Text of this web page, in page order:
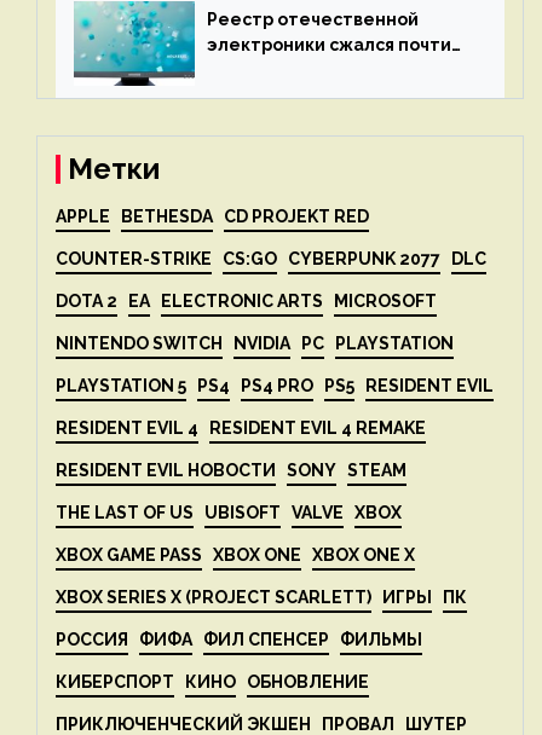
дисплеев
Реестр отечественной
электроники сжался почти
Метки
APPLE BETHESDA CD PROJEKT RED
COUNTER-STRIKE CS:GO CYBERPUNK 2077 DLC
DOTA 2 EA ELECTRONIC ARTS MICROSOFT
NINTENDO SWITCH NVIDIA PC PLAYSTATION
PLAYSTATION 5 PS4 PS4 PRO PS5 RESIDENT EVIL
RESIDENT EVIL 4 RESIDENT EVIL 4 REMAKE
RESIDENT EVIL НОВОСТИ SONY STEAM
THE LAST OF US UBISOFT VALVE XBOX
XBOX GAME PASS XBOX ONE XBOX ONE X
XBOX SERIES X (PROJECT SCARLETT) ИГРЫ ПК
РОССИЯ ФИФА ФИЛ СПЕНСЕР ФИЛЬМЫ
КИБЕРСПОРТ КИНО ОБНОВЛЕНИЕ
ПРИКЛЮЧЕНЧЕСКИЙ ЭКШЕН ПРОВАЛ ШУТЕР